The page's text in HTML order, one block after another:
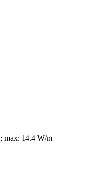
max: 14.4 W/m